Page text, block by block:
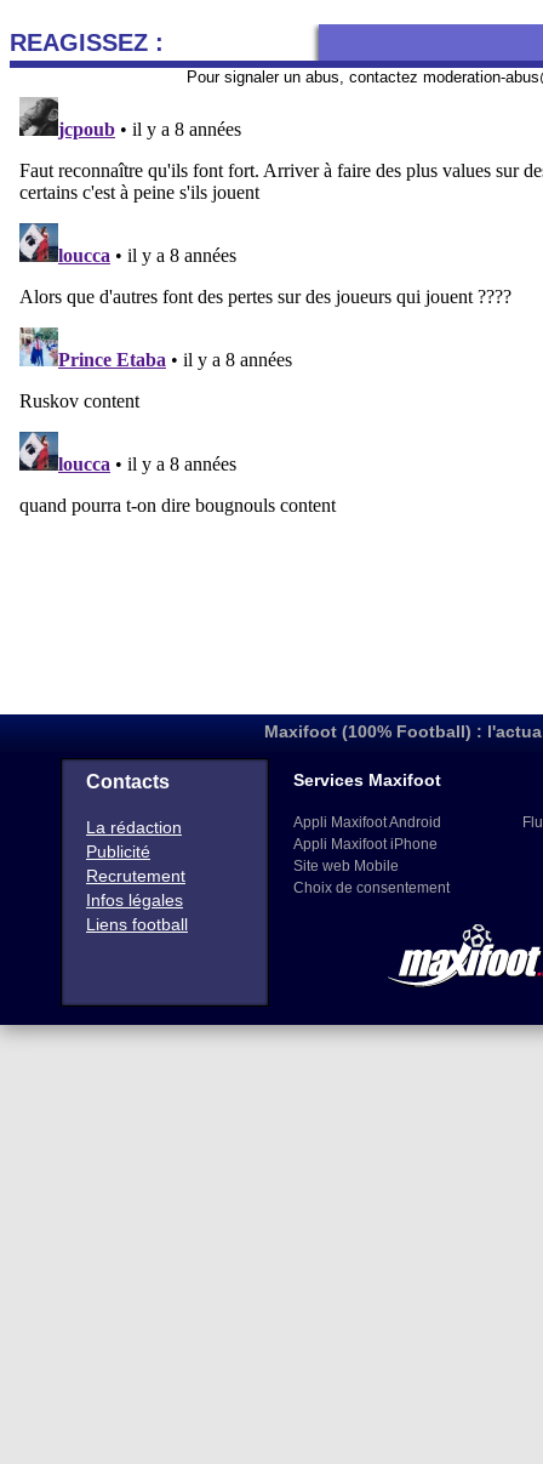
REAGISSEZ :
Pour signaler un abus, contactez moderation-
Maxifoot (100% Football) :
Contacts
La rédaction
Publicité
Recrutement
Infos légales
Liens football
Services Maxifoot
Appli Maxifoot Android
Appli Maxifoot iPhone
Site web Mobile
Choix de consentement